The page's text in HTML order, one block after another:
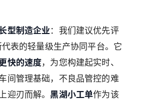
型制造企业：我们建议优先评
代表的轻量级生产协同平台。它
快的速度，为您构建起实时、
间管理基础，不良品管控的难
迎刃而解。黑湖小工单作为该